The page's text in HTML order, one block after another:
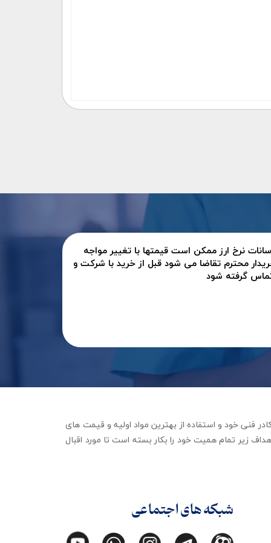
نرخ ارز ممکن است قیمتها با تغییر مواجه
محترم تقاضا می شود قبل از خرید با شرکت و
گرفته شود
توانبخشی با تکیه بر کادر فنی خود و استفاده از بهترین مواد اولیه و قیمت های
زیر تمام همیت خود را بکار بسته است تا مورد اقبال
شبکه های اجتماعی